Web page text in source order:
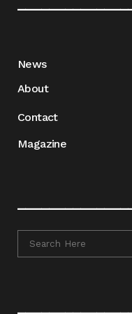
News
About
Contact
Magazine